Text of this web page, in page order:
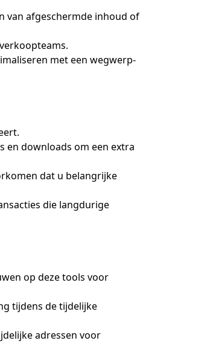
van afgeschermde inhoud of
met een wegwerp-
en downloads om een extra
dat u belangrijke
die langdurige
op deze tools voor
tijdens de tijdelijke
adressen voor